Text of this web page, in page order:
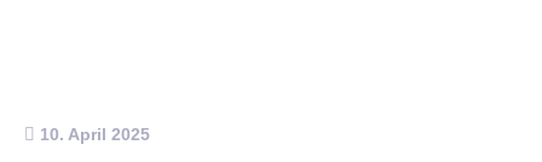
10. April 2025